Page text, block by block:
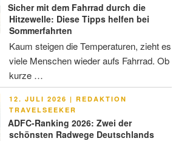
Sicher mit dem Fahrrad durch die
Hitzewelle: Diese Tipps helfen bei
Sommerfahrten
Kaum steigen die Temperaturen, zieht es
viele Menschen wieder aufs Fahrrad. Ob
kurze …
VERÖFFENTLICHT
AM
12. JULI 2026 | REDAKTION
TRAVELSEEKER
ADFC-Ranking 2026: Zwei der
schönsten Radwege Deutschlands